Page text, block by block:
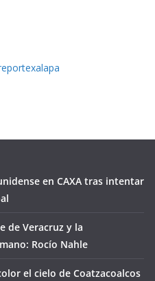
en CAXA tras intentar
de Veracruz y la
Rocío Nahle
el cielo de Coatzacoalcos